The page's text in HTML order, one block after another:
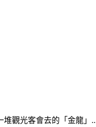
觀光客會去的「金龍」